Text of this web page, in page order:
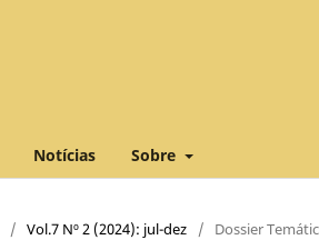
Notícias Sobre
/ Vol.7 Nº 2 (2024): jul-dez / Dossier